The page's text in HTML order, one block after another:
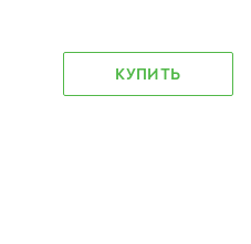
КУПИТЬ